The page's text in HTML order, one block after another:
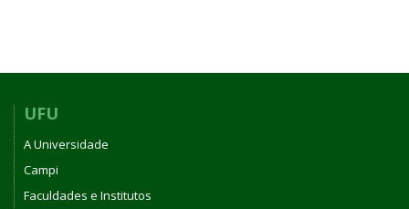
UFU
A Universidade
Campi
Faculdades e Institutos